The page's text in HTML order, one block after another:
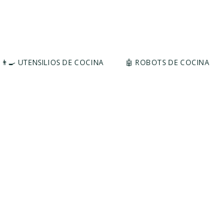
👨‍🍳 UTENSILIOS DE COCINA 🤖 ROBOTS DE COCINA